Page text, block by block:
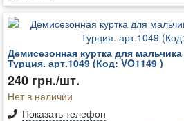
Демисезонная куртка для
Турция. арт.1049 (Код: VO1149 )
240 грн./шт.
Нет в наличии
Показать телефон